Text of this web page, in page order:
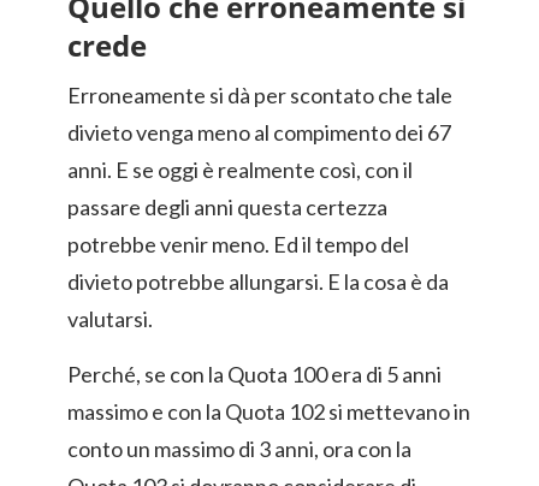
crede
Erroneamente si dà per scontato che tale
divieto venga meno al compimento dei 67
anni. E se oggi è realmente così, con il
passare degli anni questa certezza
potrebbe venir meno. Ed il tempo del
divieto potrebbe allungarsi. E la cosa è da
valutarsi.
Perché, se con la Quota 100 era di 5 anni
massimo e con la Quota 102 si mettevano in
conto un massimo di 3 anni, ora con la